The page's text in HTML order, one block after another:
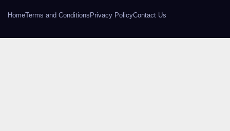
HomeTerms and Conditions Privacy PolicyContact Us